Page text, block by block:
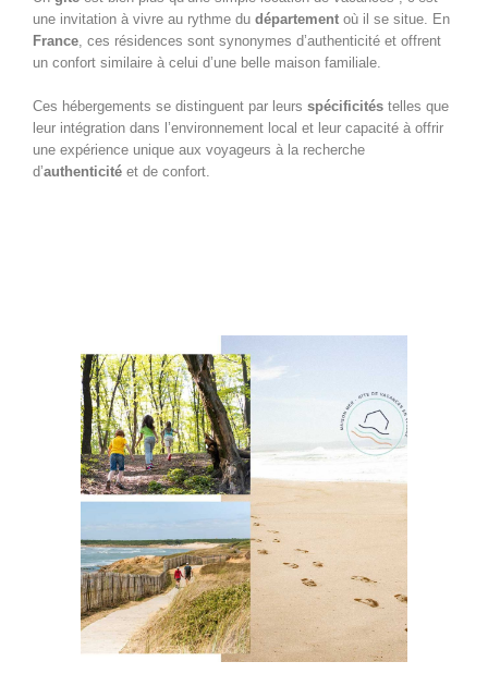
une invitation à vivre au rythme du département où il se situe. En
France , ces résidences sont synonymes d’authenticité et offrent
un confort similaire à celui d’une belle maison familiale.
Ces hébergements se distinguent par leurs spécificités telles que
leur intégration dans l’environnement local et leur capacité à offrir
une expérience unique aux voyageurs à la recherche
d’authenticité et de confort.